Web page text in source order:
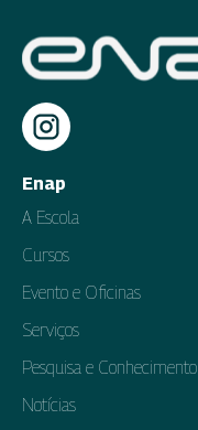
Enap
A Escola
Cursos
Evento e Oficinas
Serviços
Pesquisa e Conhecimento
Notícias